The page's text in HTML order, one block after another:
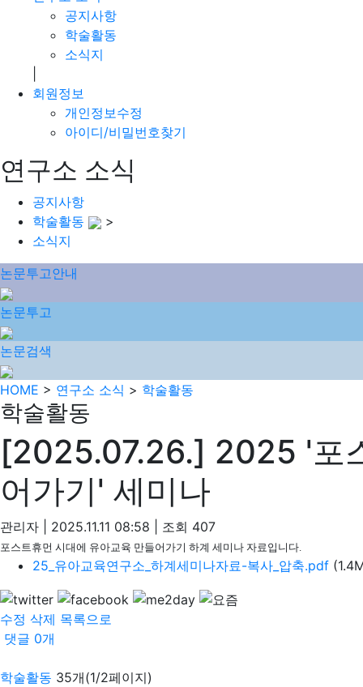
공지사항
학술활동
소식지
회원정보
개인정보수정
아이디/비밀번호찾기
연구소 소식
공지사항
학술활동
>
소식지
논문투고안내
논문투고
논문검색
HOME > 연구소 소식 > 학술활동
학술활동
[2025.07.26.] 2025 '포
어가기' 세미나
관리자 2025.11.11 08:58 조회 407
포스트휴먼 시대에 유아교육 만들어가기 하계 세미나 자료입니다.
25_유아교육연구소_하계세미나자료-복사_압축.pdf
수정 삭제 목록으로
댓글 0개
학술활동 35개(1/2페이지)